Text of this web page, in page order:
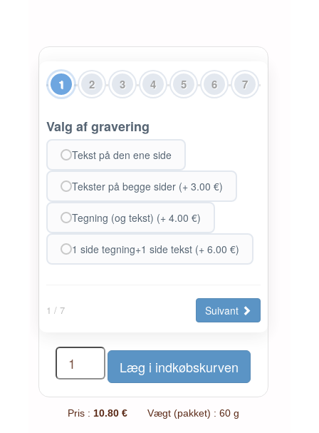
1 2 3 4 5 6 7
Valg af gravering
Tekst på den ene side
Tekster på begge sider (+ 3.00 €)
Tegning (og tekst) (+ 4.00 €)
1 side tegning+1 side tekst (+ 6.00 €)
1 / 7 Suivant
Pris : 10.80 € Vægt (pakket) : 60 g